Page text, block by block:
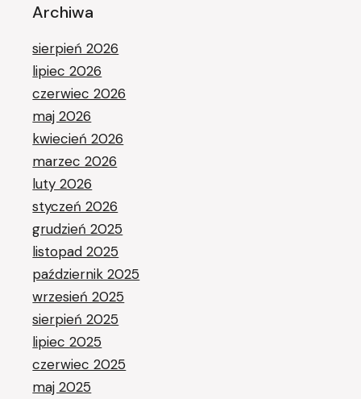
Archiwa
sierpień 2026
lipiec 2026
czerwiec 2026
maj 2026
kwiecień 2026
marzec 2026
luty 2026
styczeń 2026
grudzień 2025
listopad 2025
październik 2025
wrzesień 2025
sierpień 2025
lipiec 2025
czerwiec 2025
maj 2025